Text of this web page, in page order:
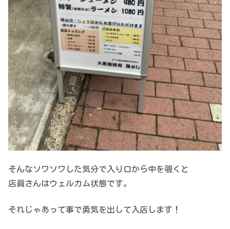
そんなソワソワした気分で入り口から中を覗くと
店員さんはウェルカム状態です。
それじゃあって事で勇気を出して入店します！